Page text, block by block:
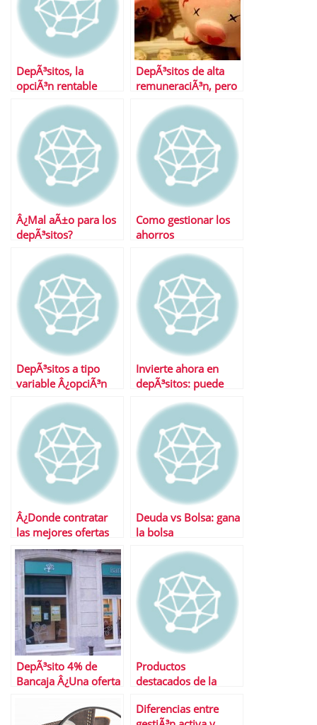
DepÃ³sitos, la
opciÃ³n rentable
DepÃ³sitos de alta
remuneraciÃ³n, pero
Â¿Mal aÃ±o para los
depÃ³sitos?
Como gestionar los
ahorros
DepÃ³sitos a tipo
variable Â¿opciÃ³n
Invierte ahora en
depÃ³sitos: puede
mejores ofertas
Â¿Donde contratar
las mejores ofertas
en depÃ³sitos?
Deuda vs Bolsa: gana
la bolsa
DepÃ³sito 4% de
Bancaja Â¿Una oferta
Productos
destacados de la
Diferencias entre